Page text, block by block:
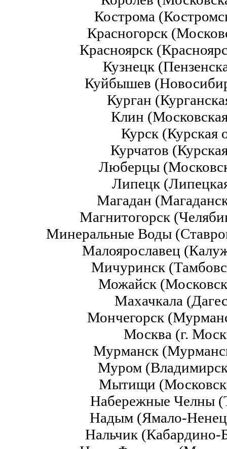
Кострома
Красногорск
Красноярск
Кузнецк
Куйбышев
Курган
Клин
Курск (Курская
Курчатов
Люберцы
Липецк
Магадан
Магнитогорск
Минеральные Воды
Малоярославец
Мичуринск
Можайск
Махачкала
Мончегорск
Москва (г.
Мурманск
Муром
Мытищи
Набережные Челны
Надым (Ямало-
Нальчик (Кабардино-